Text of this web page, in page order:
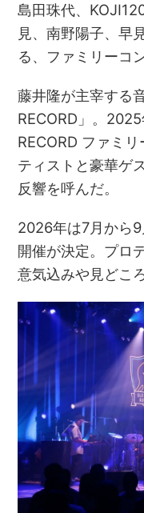
島田珠代、
見、南野陽子、早
る、ファミリーコ
藤井隆が主宰する
RECORD」。
RECORD ファミ
ティストと豪華ゲ
反響を呼んだ。
2026年は7月から
開催が決定。プロ
意気込みや見どこ